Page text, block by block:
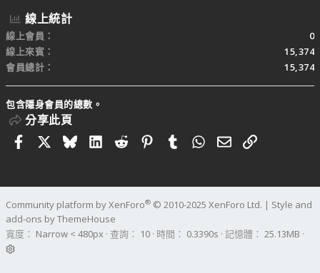
線上統計
線上會員
0
線上來賓
15,374
會員總計
15,374
包含隱身會員的總數。
分享此頁
FacebookBlueskyLinkedIn
RedditPinterestTumblrWhatsApp
電子郵件
連結
Community platform by XenForo® © 2010-2025 XenForo Ltd. | Style and
add-ons by ThemeHouse
寬度
查詢 10 時間 0.3390s 記憶體 25.13MB